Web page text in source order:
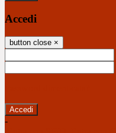
Accedi
button close ×
-